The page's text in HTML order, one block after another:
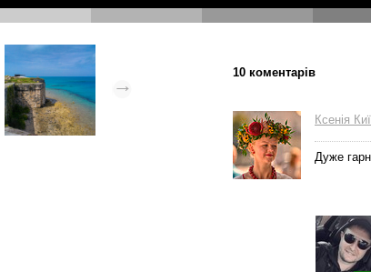
10 коментарів
Ксенія
Дуже